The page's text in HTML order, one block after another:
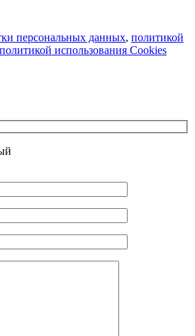
персональных данных, политикой
политикой использования Cookies